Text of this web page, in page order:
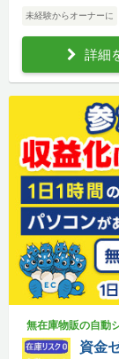
未経験からオーナーに
詳細
無在庫物販の自動
資金